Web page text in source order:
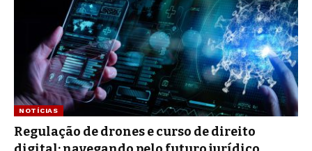
NOTÍCIAS
Regulação de drones e curso de direito